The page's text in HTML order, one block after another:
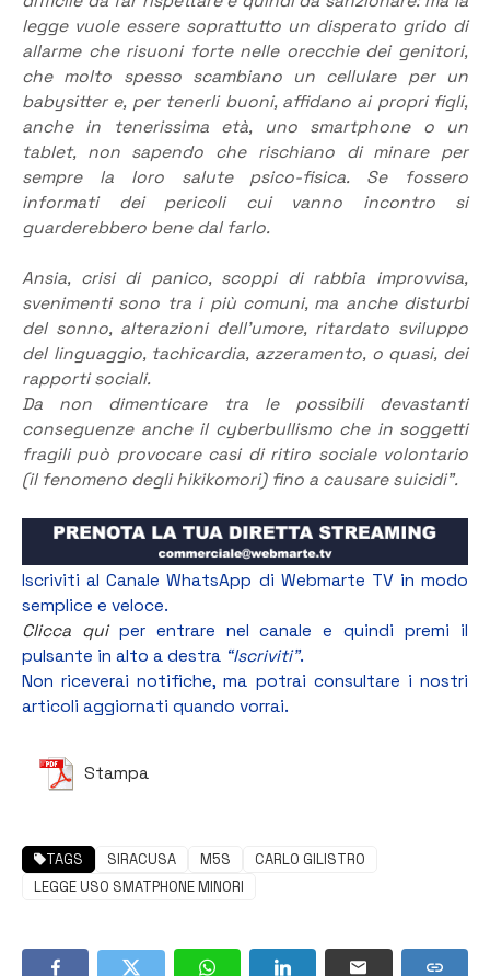
legge vuole essere soprattutto un disperato grido di
allarme che risuoni forte nelle orecchie dei genitori,
che molto spesso scambiano un cellulare per un
babysitter e, per tenerli buoni, affidano ai propri figli,
anche in tenerissima età, uno smartphone o un
tablet, non sapendo che rischiano di minare per
sempre la loro salute psico-fisica. Se fossero
informati dei pericoli cui vanno incontro si
guarderebbero bene dal farlo.
Ansia, crisi di panico, scoppi di rabbia improvvisa,
svenimenti sono tra i più comuni, ma anche disturbi
del sonno, alterazioni dell’umore, ritardato sviluppo
del linguaggio, tachicardia, azzeramento, o quasi, dei
rapporti sociali.
Da non dimenticare tra le possibili devastanti
conseguenze anche il cyberbullismo che in soggetti
fragili può provocare casi di ritiro sociale volontario
(il fenomeno degli hikikomori) fino a causare suicidi”.
Iscriviti al Canale WhatsApp di Webmarte TV in modo
semplice e veloce.
Clicca quiper entrare nel canale e quindi premi il
pulsante in alto a destra “Iscriviti”.
Non riceverai notifiche, ma potrai consultare i nostri
articoli aggiornati quando vorrai.
Stampa
TAGS SIRACUSA M5S
CARLO GILISTRO
LEGGE USO SMATPHONE MINORI